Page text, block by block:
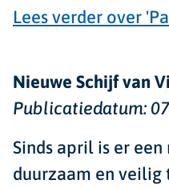
Lees verder over
Nieuwe Schijf van
Publicatiedatum:
Sinds april is er
duurzaam en veilig